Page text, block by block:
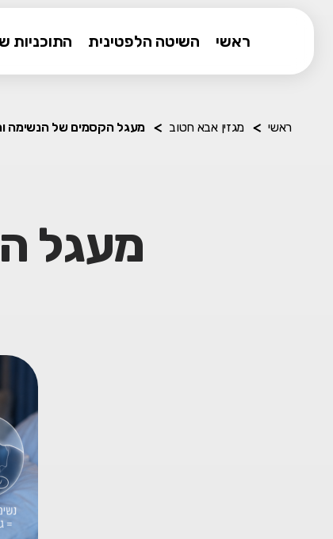
ראשי השיטה הלפטינית התוכניות
ראשי מגזין אבא חטוב מעגל הקסמים של הנשימה
מעגל